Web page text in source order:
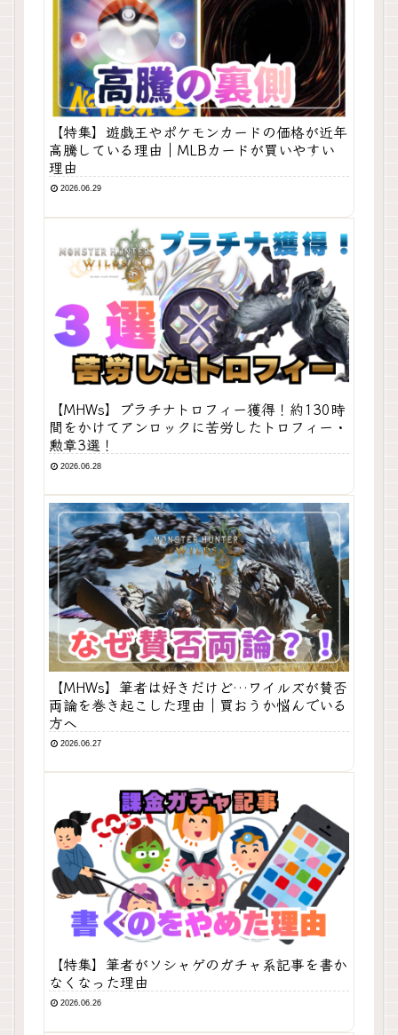
【特集】遊戯王やポケモンカードの価格が近年
高騰している理由｜MLBカードが買いやすい
理由
2026.06.29
【MHWs】プラチナトロフィー獲得！約130時
間をかけてアンロックに苦労したトロフィー・
勲章3選！
2026.06.28
【MHWs】筆者は好きだけど…ワイルズが賛否
両論を巻き起こした理由｜買おうか悩んでいる
方へ
2026.06.27
【特集】筆者がソシャゲのガチャ系記事を書か
なくなった理由
2026.06.26